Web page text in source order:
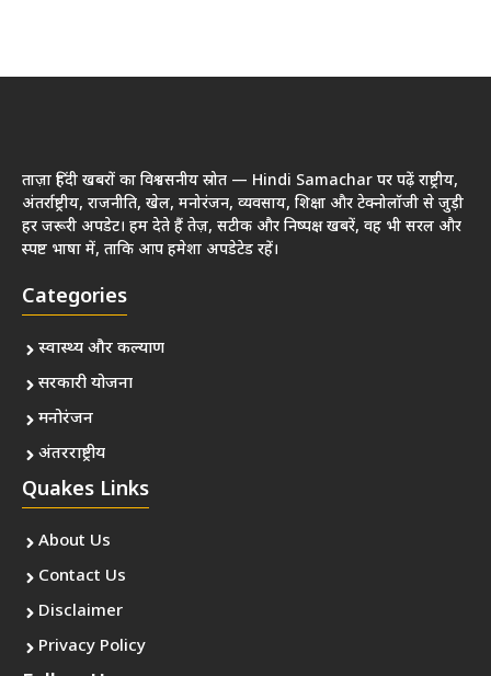
ताज़ा हिंदी खबरों का विश्वसनीय स्रोत — Hindi Samachar पर पढ़ें राष्ट्रीय,
अंतर्राष्ट्रीय, राजनीति, खेल, मनोरंजन, व्यवसाय, शिक्षा और टेक्नोलॉजी से जुड़ी
हर जरूरी अपडेट। हम देते हैं तेज़, सटीक और निष्पक्ष खबरें, वह भी सरल और
स्पष्ट भाषा में, ताकि आप हमेशा अपडेटेड रहें।
Categories
स्वास्थ्य और कल्याण
सरकारी योजना
मनोरंजन
अंतरराष्ट्रीय
Quakes Links
About Us
Contact Us
Disclaimer
Privacy Policy